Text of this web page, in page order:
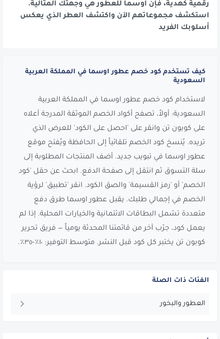
رقمية كهدية، فإن أوسما للعطور هي وجهتك المثالية.
استكشف مجموعاتهم الآن واكتشف العطر الذي يعكس
أسلوبك الفريد
كيف تستخدم كود خصم عطور اوسما في المملكة العربية
السعودية
لاستخدام كود خصم عطور اوسما في المملكة العربية
السعودية: أولاً، تصفح أكواد الخصم الموثقة المدرجة أعلاه
على كوبون تن وانقر على 'احصل على الكود' للعرض الذي
تريده. يُنسخ كود الخصم تلقائياً إلى الحافظة ويُفتح موقع
عطور اوسما في تبويب جديد. أضف المنتجات المطلوبة إلى
سلة التسوق ثم انتقل إلى صفحة الدفع. ابحث عن حقل 'كود
الخصم' أو 'رمز القسيمة' والصق الكود. انقر 'تطبيق' لرؤية
الخصم في إجمالي طلبك. يقبل عطور اوسما طرق دفع
متعددة تشمل البطاقات الائتمانية والخيارات المحلية. إذا لم
يعمل كود، جرّب آخر من قائمتنا المحدثة يومياً — فريق تحرير
كوبون تن يختبر كل كود قبل النشر. متوسط التوفير: ١٠٪-٣٥٪.
الفئات ذات الصلة
العطور والبخور